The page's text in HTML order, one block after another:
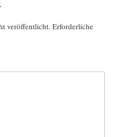
veröffentlicht. Erforderliche